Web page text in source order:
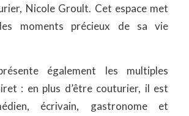
Nicole Groult. Cet espace met
moments précieux de sa vie
également les multiples
: en plus d’être couturier, il est
écrivain, gastronome et